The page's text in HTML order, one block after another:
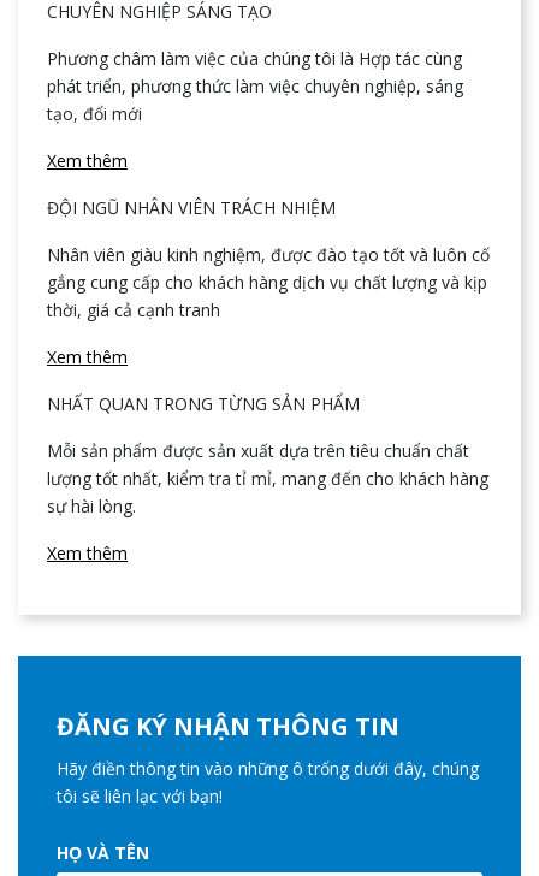
CHUYÊN NGHIỆP SÁNG TẠO
Phương châm làm việc của chúng tôi là Hợp tác cùng
phát triển, phương thức làm việc chuyên nghiệp, sáng
tạo, đổi mới
Xem thêm
ĐỘI NGŨ NHÂN VIÊN TRÁCH NHIỆM
Nhân viên giàu kinh nghiệm, được đào tạo tốt và luôn cố
gắng cung cấp cho khách hàng dịch vụ chất lượng và kịp
thời, giá cả cạnh tranh
Xem thêm
NHẤT QUAN TRONG TỪNG SẢN PHẨM
Mỗi sản phẩm được sản xuất dựa trên tiêu chuẩn chất
lượng tốt nhất, kiểm tra tỉ mỉ, mang đến cho khách hàng
sự hài lòng.
Xem thêm
ĐĂNG KÝ NHẬN THÔNG TIN
Hãy điền thông tin vào những ô trống dưới đây, chúng
tôi sẽ liên lạc với bạn!
HỌ VÀ TÊN